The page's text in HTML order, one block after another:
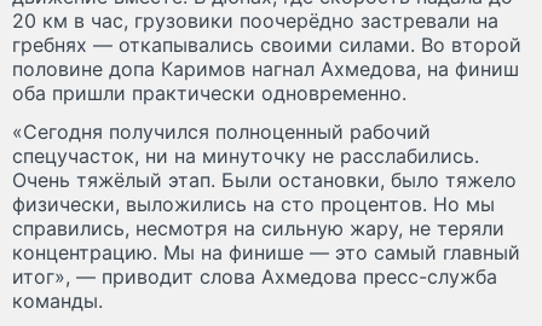
20 км в час, грузовики поочерёдно застревали на
гребнях — откапывались своими силами. Во второй
половине допа Каримов нагнал Ахмедова, на финиш
оба пришли практически одновременно.
«Сегодня получился полноценный рабочий
спецучасток, ни на минуточку не расслабились.
Очень тяжёлый этап. Были остановки, было тяжело
физически, выложились на сто процентов. Но мы
справились, несмотря на сильную жару, не теряли
концентрацию. Мы на финише — это самый главный
итог», — приводит слова Ахмедова пресс-служба
команды.